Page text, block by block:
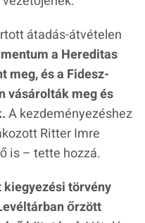
átadás-átvételen
a Hereditas
meg, és a Fidesz-
vásárolták meg és
A kezdeményezéshez
Ritter Imre
is – tette hozzá.
törvény
őrzött